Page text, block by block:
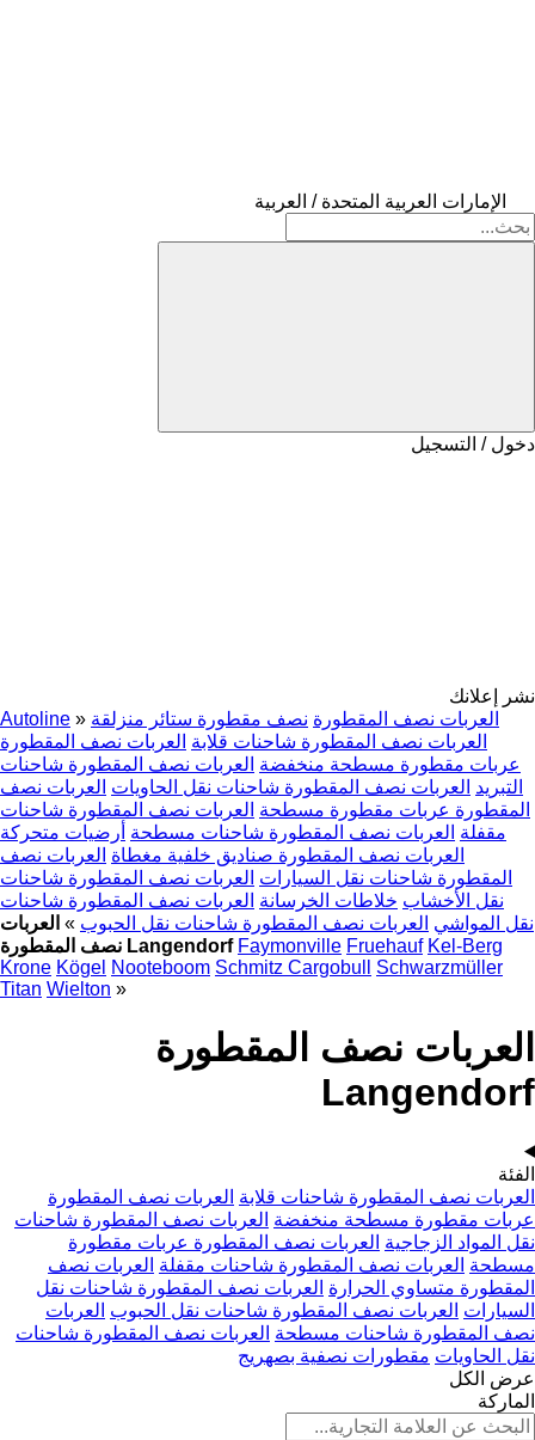
الإمارات العربية المتحدة / العربية
دخول / التسجيل
نشر إعلانك
Autoline » العربات نصف المقطورة نصف مقطورة ستائر منزلقة
العربات نصف المقطورة شاحنات قلابة العربات نصف المقطورة
عربات مقطورة مسطحة منخفضة العربات نصف المقطورة شاحنات
التبريد العربات نصف المقطورة شاحنات نقل الحاويات العربات نصف
المقطورة عربات مقطورة مسطحة العربات نصف المقطورة شاحنات
مقفلة العربات نصف المقطورة شاحنات مسطحة أرضيات متحركة
العربات نصف المقطورة صناديق خلفية مغطاة العربات نصف
المقطورة شاحنات نقل السيارات العربات نصف المقطورة شاحنات
نقل الأخشاب خلاطات الخرسانة العربات نصف المقطورة شاحنات
نقل المواشي العربات نصف المقطورة شاحنات نقل الحبوب » العربات
نصف المقطورة Langendorf Faymonville Fruehauf Kel-Berg
Krone Kögel Nooteboom Schmitz Cargobull
Schwarzmüller
Titan Wielton »
العربات نصف المقطورة
Langendorf
الفئة
العربات نصف المقطورة شاحنات قلابة العربات نصف المقطورة
عربات مقطورة مسطحة منخفضة العربات نصف المقطورة شاحنات
نقل المواد الزجاجية العربات نصف المقطورة عربات مقطورة
مسطحة العربات نصف المقطورة شاحنات مقفلة العربات نصف
المقطورة متساوي الحرارة العربات نصف المقطورة شاحنات نقل
السيارات العربات نصف المقطورة شاحنات نقل الحبوب العربات
نصف المقطورة شاحنات مسطحة العربات نصف المقطورة شاحنات
نقل الحاويات مقطورات نصفية بصهريج
عرض الكل
الماركة